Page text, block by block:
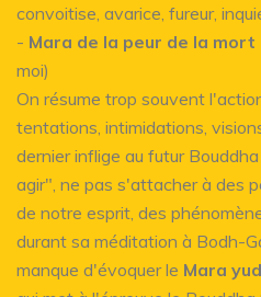
convoitise, avarice, fureur,
- Mara de la peur de la mort
moi)
On résume trop souvent
tentations, intimidations,
dernier inflige au futur
agir", ne pas s'attacher à des
de notre esprit, des
durant sa méditation à Bodh-
manque d'évoquer le Mara